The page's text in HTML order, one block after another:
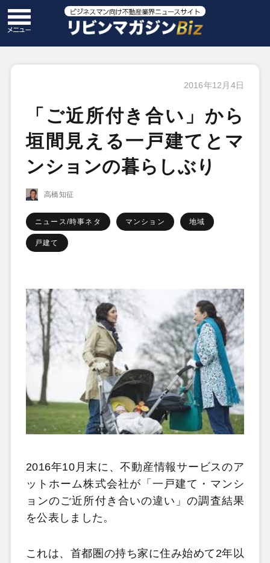
2016年12月4日
「ご近所付き合い」から
垣間見える一戸建てとマ
ンションの暮らしぶり
高橋知征
ニュース/時事ネタ マンション 地域
戸建て
2016年10月末に、不動産情報サービスのア
ットホーム株式会社が「一戸建て・マンシ
ョンのご近所付き合いの違い」の調査結果
を公表しました。
これは、首都圏の持ち家に住み始めて2年以